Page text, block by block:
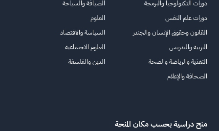
دورات التكنولوجيا والبرمجة
دورات علم النفس
القانون وحقوق الإنسان والجندر
التربية والتدريس
التغذية والرياضة والصحة
الصحافة والإعلام
الضيافة والسياحة
العلوم
السياسة والاقتصاد
العلوم الاجتماعية
الدين والفلسفة
منح دراسية بحسب مكان المنحة